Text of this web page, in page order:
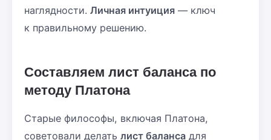
наглядности. Личная интуиция — ключ
к правильному решению.
Составляем лист баланса по
методу Платона
Старые философы, включая Платона,
советовали делать лист баланса для